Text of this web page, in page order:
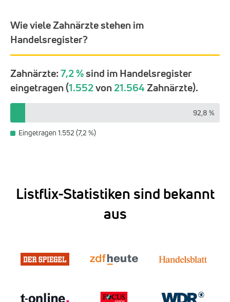
Wie viele Zahnärzte stehen im
Handelsregister?
Zahnärzte:7,2 %sind im Handelsregister
eingetragen (1.552von21.564Zahnärzte).
92,8 %
Eingetragen 1.552 (7,2 %)
Listflix-Statistiken sind bekannt
aus